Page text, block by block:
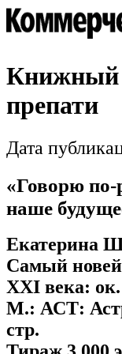
Книжный
препати
Дата
«Говорю по-
наше
Екатерина
Самый
XXI века: ок.
М.: АСТ:
стр.